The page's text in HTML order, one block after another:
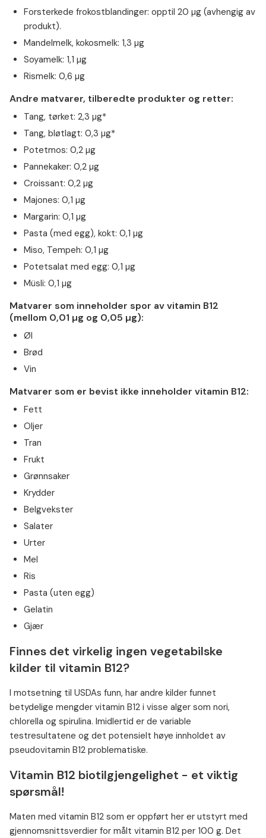
Forsterkede frokostblandinger: opptil 20 µg (avhengig av
produkt).
Mandelmelk, kokosmelk: 1,3 µg
Soyamelk: 1,1 µg
Rismelk: 0,6 µg
Andre matvarer, tilberedte produkter og retter:
Tang, tørket: 2,3 µg*
Tang, bløtlagt: 0,3 µg*
Potetmos: 0,2 µg
Pannekaker: 0,2 µg
Croissant: 0,2 µg
Majones: 0,1 µg
Margarin: 0,1 µg
Pasta (med egg), kokt: 0,1 µg
Miso, Tempeh: 0,1 µg
Potetsalat med egg: 0,1 µg
Müsli: 0,1 µg
Matvarer som inneholder spor av vitamin B12
(mellom 0,01 µg og 0,05 µg):
Øl
Brød
Vin
Matvarer som er bevist ikke inneholder vitamin B12:
Fett
Oljer
Tran
Frukt
Grønnsaker
Krydder
Belgvekster
Salater
Urter
Mel
Ris
Pasta (uten egg)
Gelatin
Gjær
Finnes det virkelig ingen vegetabilske
kilder til vitamin B12?
I motsetning til USDAs funn, har andre kilder funnet
betydelige mengder vitamin B12 i visse alger som nori,
chlorella og spirulina. Imidlertid er de variable
testresultatene og det potensielt høye innholdet av
pseudovitamin B12 problematiske.
Vitamin B12 biotilgjengelighet - et viktig
spørsmål!
Maten med vitamin B12 som er oppført her er utstyrt med
gjennomsnittsverdier for målt vitamin B12 per 100 g. Det